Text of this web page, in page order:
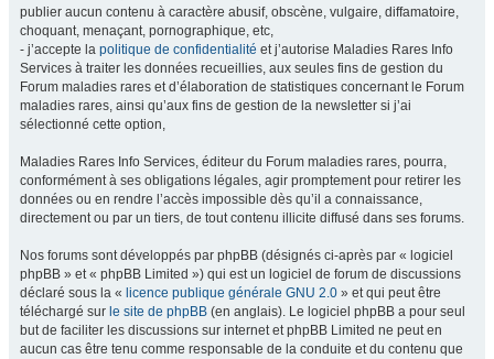
publier aucun contenu à caractère abusif, obscène, vulgaire, diffamatoire,
choquant, menaçant, pornographique, etc,
- j’accepte la politique de confidentialité et j’autorise Maladies Rares Info
Services à traiter les données recueillies, aux seules fins de gestion du
Forum maladies rares et d’élaboration de statistiques concernant le Forum
maladies rares, ainsi qu’aux fins de gestion de la newsletter si j’ai
sélectionné cette option,
Maladies Rares Info Services, éditeur du Forum maladies rares, pourra,
conformément à ses obligations légales, agir promptement pour retirer les
données ou en rendre l’accès impossible dès qu’il a connaissance,
directement ou par un tiers, de tout contenu illicite diffusé dans ses forums.
Nos forums sont développés par phpBB (désignés ci-après par « logiciel
phpBB » et « phpBB Limited ») qui est un logiciel de forum de discussions
déclaré sous la « licence publique générale GNU 2.0 » et qui peut être
téléchargé sur le site de phpBB (en anglais). Le logiciel phpBB a pour seul
but de faciliter les discussions sur internet et phpBB Limited ne peut en
aucun cas être tenu comme responsable de la conduite et du contenu que